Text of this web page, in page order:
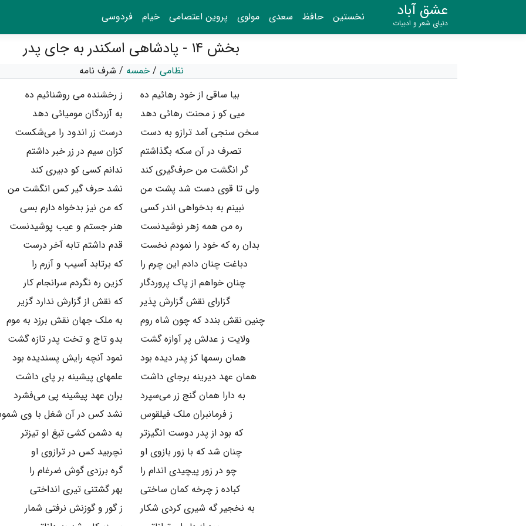
عشق آباد
دنیای شعر و ادبیات نخستین حافظ سعدی مولوی پروین اعتصامی خیام فردوسی
بخش ۱۴ - پادشاهی اسکندر به جای پدر
نظامی / خمسه / شرف نامه
بیا ساقی از خود رهائیم ده
ز رخشنده می روشنائیم ده
میی کو ز محنت رهائی دهد
به آزردگان مومیائی دهد
سخن سنجی آمد ترازو به دست
درست زر اندود را می‌شکست
تصرف در آن سکه بگذاشتم
کزان سیم در زر خبر داشتم
گر انگشت من حرف‌گیری کند
ندانم کسی کو دبیری کند
ولی تا قوی دست شد پشت من
نشد حرف گیر کس انگشت من
نبینم به بدخواهی اندر کسی
که من نیز بدخواه دارم بسی
ره من همه زهر نوشیدنست
هنر جستم و عیب پوشیدنست
بدان ره که خود را نمودم نخست
قدم داشتم تابه آخر درست
دباغت چنان دادم این چرم را
که برتابد آسیب و آزرم را
چنان خواهم از پاک پروردگار
کزین ره نگردم سرانجام کار
گزارای نقش گزارش پذیر
که نقش از گزارش ندارد گزیر
چنین نقش بندد که چون شاه روم
به ملک جهان نقش برزد به موم
ولایت ز عدلش پر آوازه گشت
بدو تاج و تخت پدر تازه گشت
همان رسمها کز پدر دیده بود
نمود آنچه رایش پسندیده بود
همان عهد دیرینه برجای داشت
علمهای پیشینه بر پای داشت
به دارا همان گنج زر می‌سپرد
بران عهد پیشینه پی می‌فشرد
ز فرمانبران ملک فیلقوس
نشد کس در آن شغل با وی
که بود از پدر دوست انگیزتر
به دشمن کشی تیغ او تیزتر
چنان شد که با زور بازوی او
نچربید کس در ترازوی او
چو در زور پیچیدی اندام را
گره برزدی گوش ضرغام را
کباده ز چرخه کمان ساختی
بهر گشتنی تیری انداختی
به نخجیر گه شیری کردی شکار
ز گور و گوزنش نرفتی شمار